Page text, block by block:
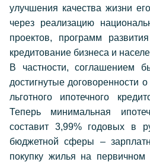
улучшения качества жизни
через реализацию
проектов, программ
кредитование бизнеса и
В частности, соглашением
достигнутые договоренности
льготного ипотечного
Теперь минимальная
составит 3,99% годовых в
бюджетной сферы –
покупку жилья на